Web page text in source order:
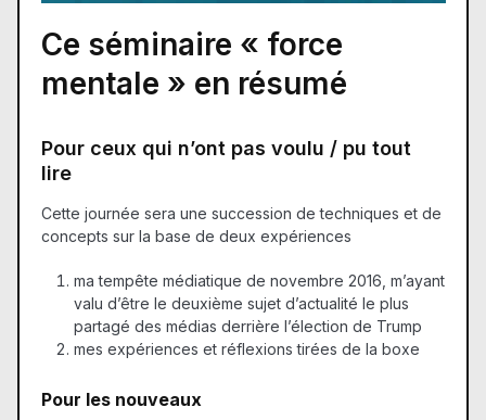
Ce séminaire « force
mentale » en résumé
Pour ceux qui n’ont pas voulu / pu tout
lire
Cette journée sera une succession de techniques et de
concepts sur la base de deux expériences
ma tempête médiatique de novembre 2016, m’ayant
valu d’être le deuxième sujet d’actualité le plus
partagé des médias derrière l’élection de Trump
mes expériences et réflexions tirées de la boxe
Pour les nouveaux